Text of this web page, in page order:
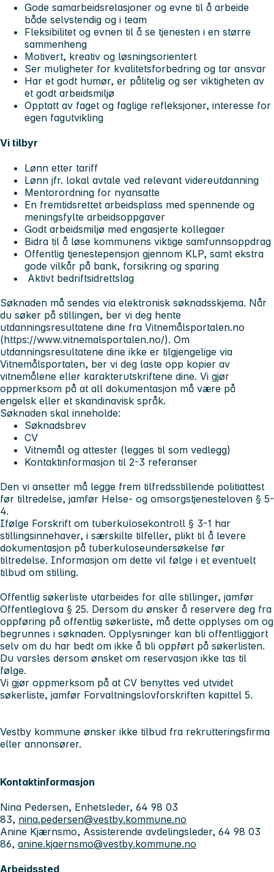
Gode samarbeidsrelasjoner og evne til å arbeide
både selvstendig og i team
Fleksibilitet og evnen til å se tjenesten i en større
sammenheng
Motivert, kreativ og løsningsorientert
Ser muligheter for kvalitetsforbedring og tar ansvar
Har et godt humør, er pålitelig og ser viktigheten av
et godt arbeidsmiljø
Opptatt av faget og faglige refleksjoner, interesse for
egen fagutvikling
Vi tilbyr
Lønn etter tariff
Lønn jfr. lokal avtale ved relevant videreutdanning
Mentorordning for nyansatte
En fremtidsrettet arbeidsplass med spennende og
meningsfylte arbeidsoppgaver
Godt arbeidsmiljø med engasjerte kollegaer
Bidra til å løse kommunens viktige samfunnsoppdrag
Offentlig tjenestepensjon gjennom KLP, samt ekstra
gode vilkår på bank, forsikring og sparing
Aktivt bedriftsidrettslag
Søknaden må sendes via elektronisk søknadsskjema. Når
du søker på stillingen, ber vi deg hente
utdanningsresultatene dine fra Vitnemålsportalen.no
(https://www.vitnemalsportalen.no/). Om
utdanningsresultatene dine ikke er tilgjengelige via
Vitnemålsportalen, ber vi deg laste opp kopier av
vitnemålene eller karakterutskriftene dine. Vi gjør
oppmerksom på at all dokumentasjon må være på
engelsk eller et skandinavisk språk.
Søknaden skal inneholde:
Søknadsbrev
CV
Vitnemål og attester (legges til som vedlegg)
Kontaktinformasjon til 2-3 referanser
Den vi ansetter må legge frem tilfredsstillende politiattest
før tiltredelse, jamfør Helse- og omsorgstjenesteloven § 5-
4.
Ifølge Forskrift om tuberkulosekontroll § 3-1 har
stillingsinnehaver, i særskilte tilfeller, plikt til å levere
dokumentasjon på tuberkuloseundersøkelse før
tiltredelse. Informasjon om dette vil følge i et eventuelt
tilbud om stilling.
Offentlig søkerliste utarbeides for alle stillinger, jamfør
Offentleglova § 25. Dersom du ønsker å reservere deg fra
oppføring på offentlig søkerliste, må dette opplyses om og
begrunnes i søknaden. Opplysninger kan bli offentliggjort
selv om du har bedt om ikke å bli oppført på søkerlisten.
Du varsles dersom ønsket om reservasjon ikke tas til
følge.
Vi gjør oppmerksom på at CV benyttes ved utvidet
søkerliste, jamfør Forvaltningslovforskriften kapittel 5.
Vestby kommune ønsker ikke tilbud fra rekrutteringsfirma
eller annonsører.
Kontaktinformasjon
Nina Pedersen, Enhetsleder, 64 98 03
83, nina.pedersen@vestby.kommune.no
Anine Kjærnsmo, Assisterende avdelingsleder, 64 98 03
86, anine.kjaernsmo@vestby.kommune.no
Arbeidssted